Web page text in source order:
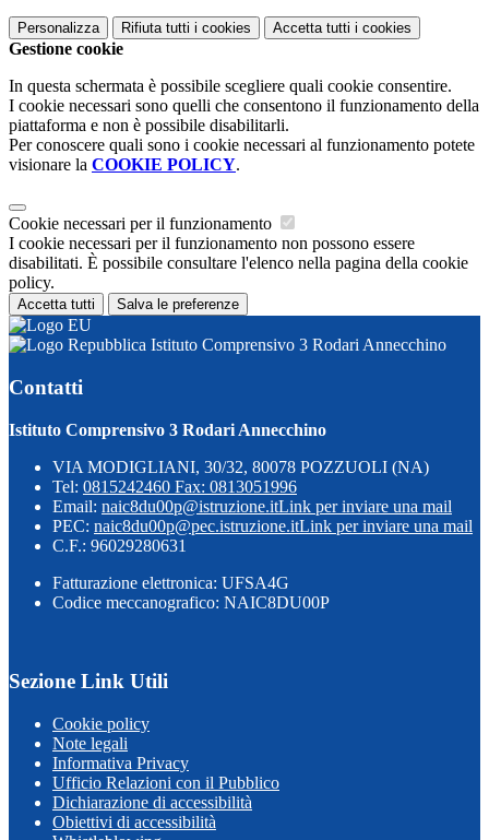
Personalizza Rifiuta tutti i cookies Accetta tutti i cookies
Gestione cookie
In questa schermata è possibile scegliere quali cookie consentire.
I cookie necessari sono quelli che consentono il funzionamento della
piattaforma e non è possibile disabilitarli.
Per conoscere quali sono i cookie necessari al funzionamento potete
visionare la COOKIE POLICY.
Cookie necessari per il funzionamento
I cookie necessari per il funzionamento non possono essere
disabilitati. È possibile consultare l'elenco nella pagina della cookie
policy.
Accetta tutti Salva le preferenze
Istituto Comprensivo 3 Rodari Annecchino
Contatti
Istituto Comprensivo 3 Rodari Annecchino
VIA MODIGLIANI, 30/32, 80078 POZZUOLI (NA)
Tel: 0815242460 Fax: 0813051996
Email: naic8du00p@istruzione.itLink per inviare una mail
PEC: naic8du00p@pec.istruzione.itLink per inviare una mail
C.F.: 96029280631
Fatturazione elettronica: UFSA4G
Codice meccanografico: NAIC8DU00P
Sezione Link Utili
Cookie policy
Note legali
Informativa Privacy
Ufficio Relazioni con il Pubblico
Dichiarazione di accessibilità
Obiettivi di accessibilità